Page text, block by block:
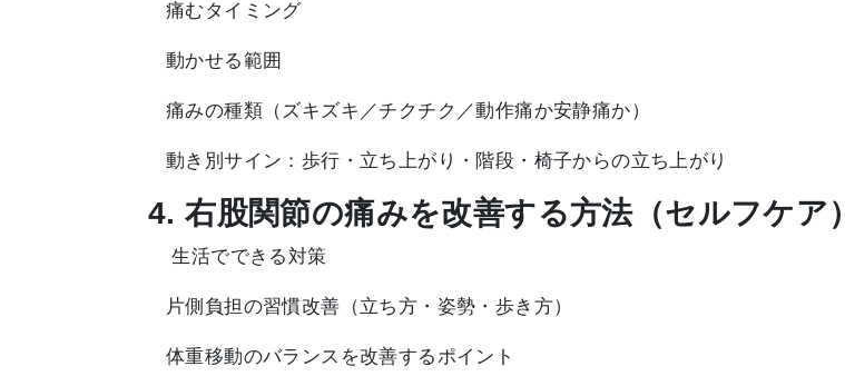
痛むタイミング
動かせる範囲
痛みの種類（ズキズキ／チクチク／動作痛か安静痛か）
動き別サイン：歩行・立ち上がり・階段・椅子からの立ち上がり
4. 右股関節の痛みを改善する方法（セルフケア）
生活でできる対策
片側負担の習慣改善（立ち方・姿勢・歩き方）
体重移動のバランスを改善するポイント